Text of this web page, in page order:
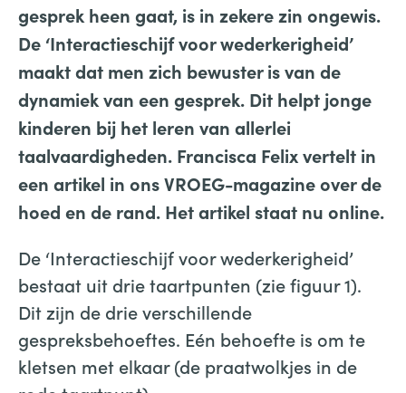
gesprek heen gaat, is in zekere zin ongewis.
De ‘Interactieschijf voor wederkerigheid’
maakt dat men zich bewuster is van de
dynamiek van een gesprek. Dit helpt jonge
kinderen bij het leren van allerlei
taalvaardigheden. Francisca Felix vertelt in
een artikel in ons VROEG-magazine over de
hoed en de rand. Het artikel staat nu online.
De ‘Interactieschijf voor wederkerigheid’
bestaat uit drie taartpunten (zie figuur 1).
Dit zijn de drie verschillende
gespreksbehoeftes. Eén behoefte is om te
kletsen met elkaar (de praatwolkjes in de